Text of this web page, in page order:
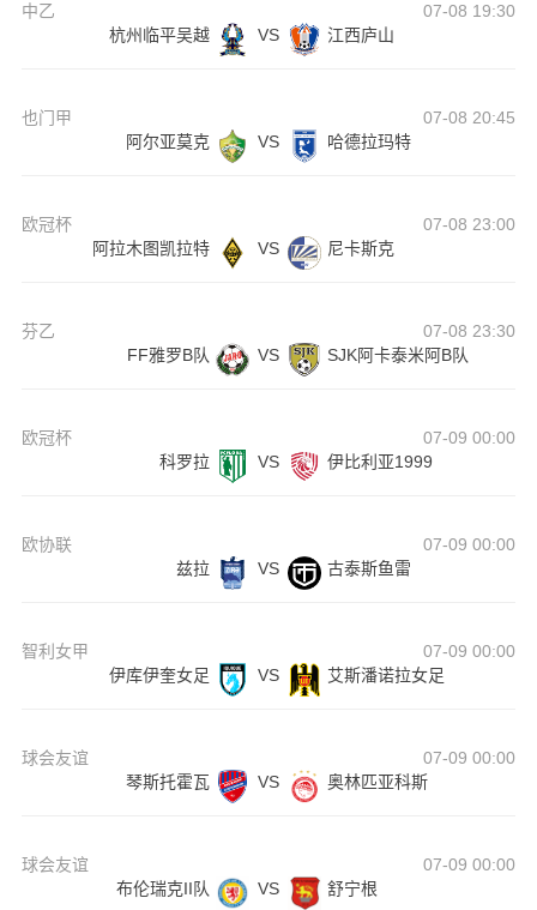
中乙
07-08 19:30
杭州临平吴越
VS 江西庐山
也门甲
07-08 20:45
阿尔亚莫克
VS 哈德拉玛特
欧冠杯
07-08 23:00
阿拉木图凯拉特
VS 尼卡斯克
芬乙
07-08 23:30
FF雅罗B队
VS SJK阿卡泰米阿B队
欧冠杯
07-09 00:00
科罗拉
VS 伊比利亚1999
欧协联
07-09 00:00
兹拉
VS 古泰斯鱼雷
智利女甲
07-09 00:00
伊库伊奎女足
VS 艾斯潘诺拉女足
球会友谊
07-09 00:00
琴斯托霍瓦
VS 奥林匹亚科斯
球会友谊
07-09 00:00
布伦瑞克II队
VS 舒宁根